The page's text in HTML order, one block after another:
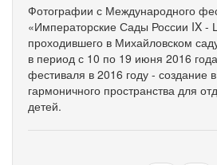
Фотографии с Международного
«Императорские Сады России IX -
проходившего в Михайловском
в период с 10 по 19 июня 2016
фестиваля в 2016 году - создание
гармоничного пространства для
детей.